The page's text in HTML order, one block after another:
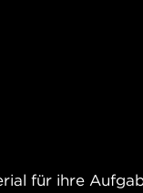
für ihre